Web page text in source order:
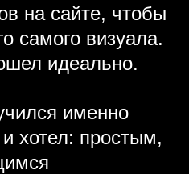
на сайте, чтобы
самого визуала.
идеально.
именно
хотел: простым,